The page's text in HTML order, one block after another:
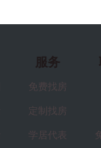
服务
免费找房
定制找房
学居代表